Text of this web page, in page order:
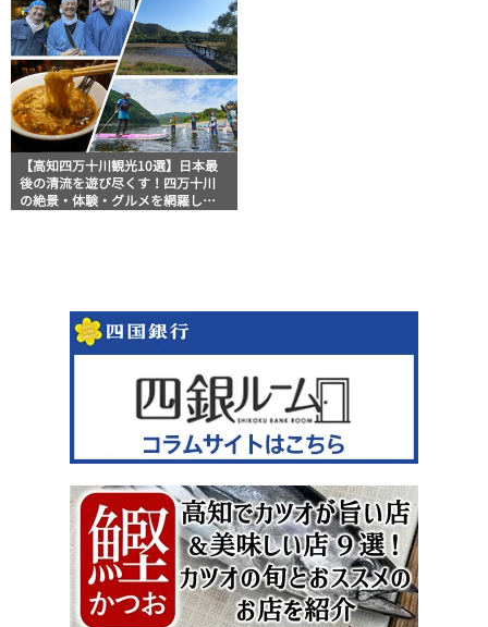
【高知四万十川観光10選】日本最
後の清流を遊び尽くす！四万十川
の絶景・体験・グルメを網羅した